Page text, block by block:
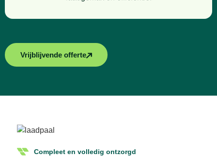
Vrijblijvende offerte
Compleet en volledig ontzorgd